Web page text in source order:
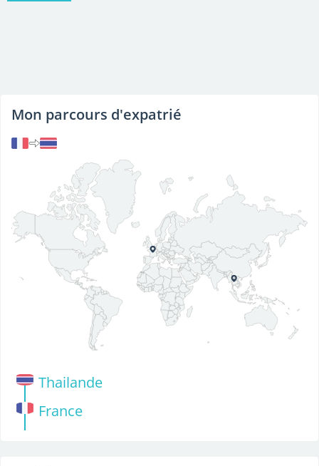
Mon parcours d'expatrié
Thailande
France